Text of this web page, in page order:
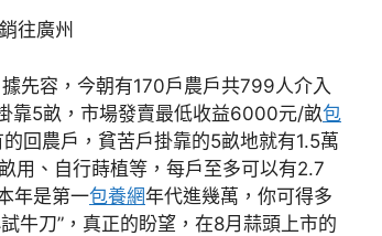
往廣州
先容，今朝有170戶農戶共799人介入
靠5畝，市場發賣最低收益6000元/畝包
回農戶，貧苦戶掛靠的5畝地就有1.5萬
用、自行蒔植等，每戶至多可以有2.7
年是第一包養網年代進幾萬，你可得多
牛刀”，真正的盼望，在8月蒜頭上市的